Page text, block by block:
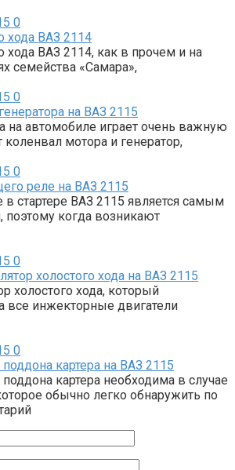
0
хода ВАЗ 2114
хода ВАЗ 2114, как в прочем и на
семейства «Самара»,
0
на ВАЗ 2115
на автомобиле играет очень важную
коленвал мотора и генератор,
0
реле на ВАЗ 2115
стартере ВАЗ 2115 является самым
когда возникают
0
холостого хода на ВАЗ 2115
холостого хода, который
все инжекторные двигатели
0
картера на ВАЗ 2115
картера необходима в случае
обычно легко обнаружить по